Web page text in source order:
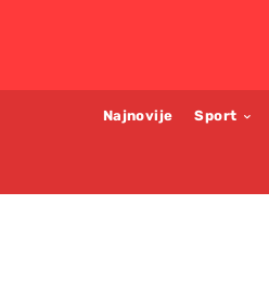
Najnovije Sport